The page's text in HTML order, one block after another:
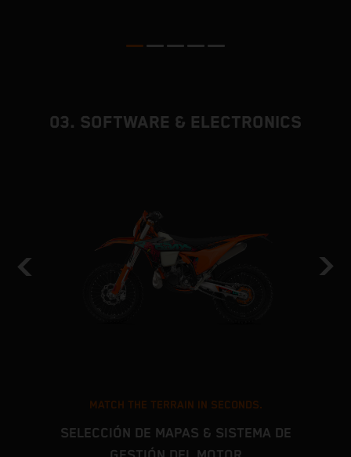
03. SOFTWARE & ELECTRONICS
MATCH THE TERRAIN IN SECONDS.
SELECCIÓN DE MAPAS & SISTEMA DE